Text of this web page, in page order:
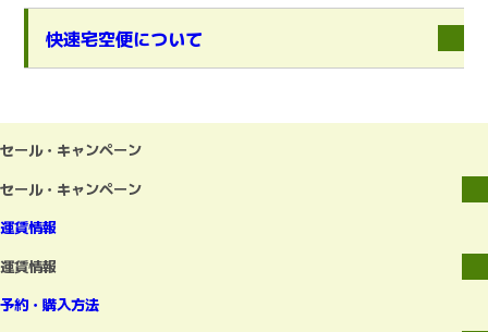
快速宅空便について
セール・キャンペーン
セール・キャンペーン
運賃情報
運賃情報
予約・購入方法